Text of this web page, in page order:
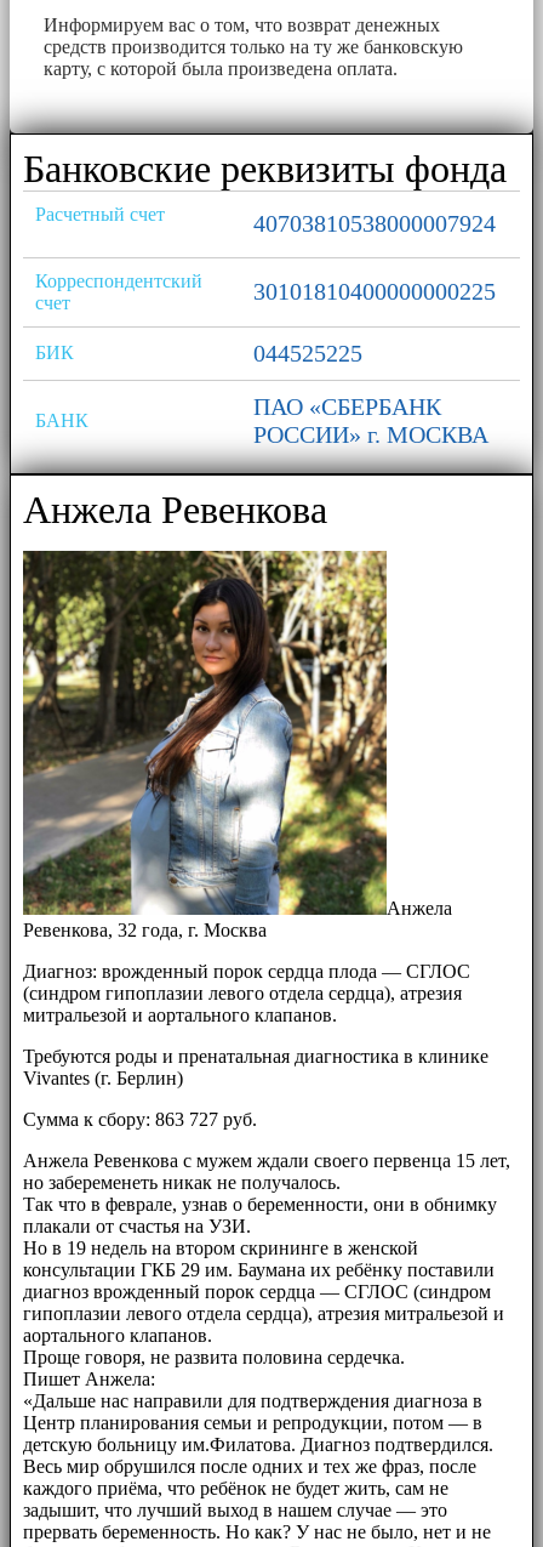
Информируем вас о том, что возврат денежных
средств производится только на ту же банковскую
карту, с которой была произведена оплата.
Банковские реквизиты фонда
Расчетный счет 40703810538000007924
Корреспондентский
счет
30101810400000000225
БИК 044525225
БАНК
ПАО «СБЕРБАНК
РОССИИ» г. МОСКВА
Анжела Ревенкова
Анжела
Ревенкова, 32 года, г. Москва
Диагноз: врожденный порок сердца плода — СГЛОС
(синдром гипоплазии левого отдела сердца), атрезия
митральезой и аортального клапанов.
Требуются роды и пренатальная диагностика в клинике
Vivantes (г. Берлин)
Сумма к сбору: 863 727 руб.
Анжела Ревенкова с мужем ждали своего первенца 15 лет,
но забеременеть никак не получалось.
Так что в феврале, узнав о беременности, они в обнимку
плакали от счастья на УЗИ.
Но в 19 недель на втором скрининге в женской
консультации ГКБ 29 им. Баумана их ребёнку поставили
диагноз врожденный порок сердца — СГЛОС (синдром
гипоплазии левого отдела сердца), атрезия митральезой и
аортального клапанов.
Проще говоря, не развита половина сердечка.
Пишет Анжела:
«Дальше нас направили для подтверждения диагноза в
Центр планирования семьи и репродукции, потом — в
детскую больницу им.Филатова. Диагноз подтвердился.
Весь мир обрушился после одних и тех же фраз, после
каждого приёма, что ребёнок не будет жить, сам не
задышит, что лучший выход в нашем случае — это
прервать беременность. Но как? У нас не было, нет и не